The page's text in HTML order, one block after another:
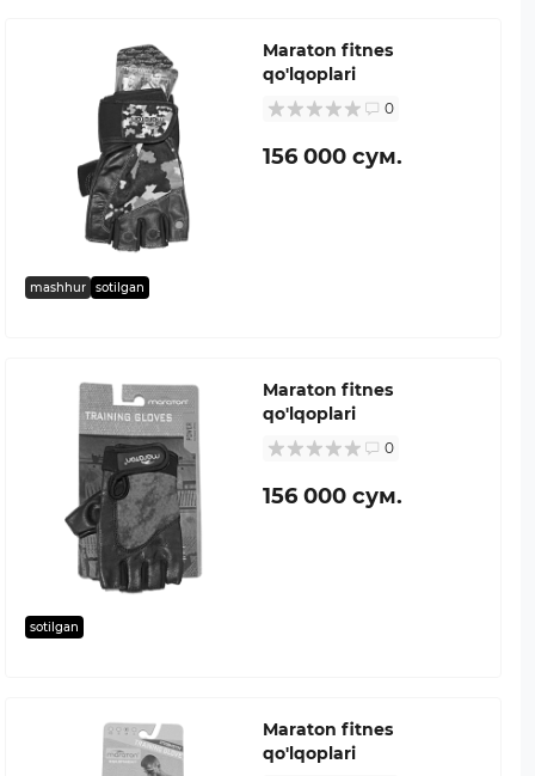
mashhur sotilgan
Maraton fitnes
qo'lqoplari
0
156 000 сум.
sotilgan
Maraton fitnes
qo'lqoplari
0
156 000 сум.
Maraton fitnes
qo'lqoplari